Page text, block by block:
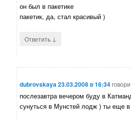
он был в пакетике
пакетик, да, стал красивый )
Ответить ↓
dubrovskaya23.03.2008 в 16:34
послезавтра вечером буду в
сунуться в Мунстей лодж ) ты еще